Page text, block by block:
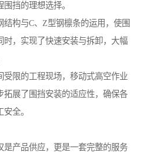
挡的理想选择。
结构与C、Z型钢檩条的运用，使围
时，实现了快速安装与拆卸，大幅
受限的工程现场，移动式高空作业
拓展了围挡安装的适应性，确保各
全。
是产品供应，更是一套完整的服务